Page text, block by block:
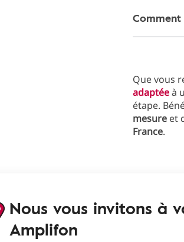
Que vous
adaptéeà
étape.
mesure et
France.
Nous vous invitons à
Amplifon